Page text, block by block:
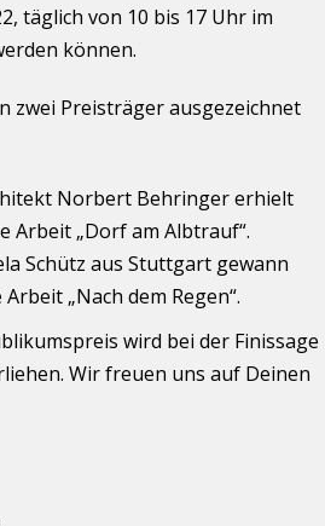
täglich von 10 bis 17 Uhr im
können.
zwei Preisträger ausgezeichnet
Norbert Behringer erhielt
Arbeit „Dorf am Albtrauf“.
Schütz aus Stuttgart gewann
„Nach dem Regen“.
wird bei der Finissage
Wir freuen uns auf Deinen